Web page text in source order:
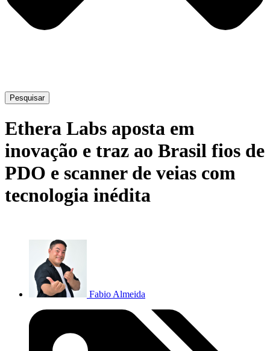
Pesquisar
Ethera Labs aposta em
inovação e traz ao Brasil fios de
PDO e scanner de veias com
tecnologia inédita
Fabio Almeida